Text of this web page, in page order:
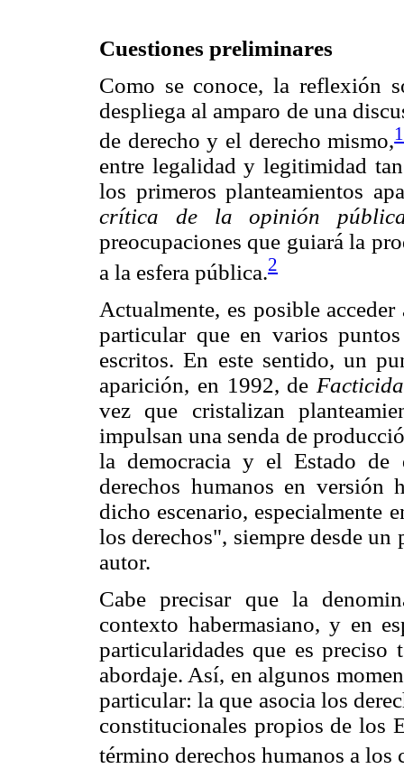
Cuestiones preliminares
Como se conoce, la reflexión
despliega al amparo de una
de derecho y el derecho mismo,1
entre legalidad y legitimidad
los primeros planteamientos
crítica de la opinión
preocupaciones que guiará la
a la esfera pública.2
Actualmente, es posible
particular que en varios
escritos. En este sentido, un
aparición, en 1992, de
vez que cristalizan
impulsan una senda de
la democracia y el Estado
derechos humanos en versión
dicho escenario, especialmente
los derechos", siempre desde
autor.
Cabe precisar que la
contexto habermasiano, y en
particularidades que es
abordaje. Así, en algunos
particular: la que asocia los
constitucionales propios de los
término derechos humanos a